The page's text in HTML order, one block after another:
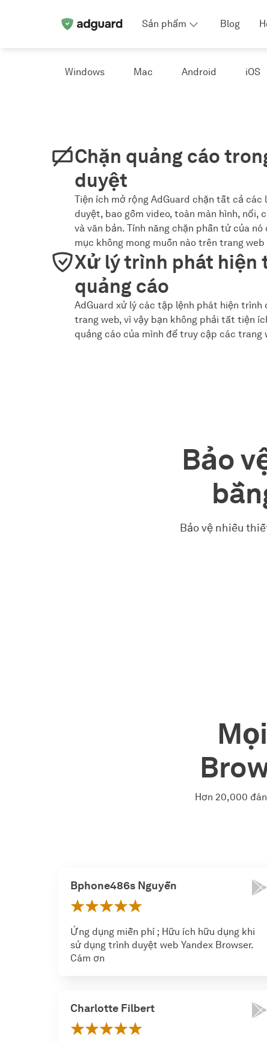
Sản phẩm Blog
Windows Mac Android iOS
Chặn quảng cáo
duyệt
Tiện ích mở rộng AdGuard chặn tất cả các
duyệt, bao gồm video, toàn màn hình, nổi,
và văn bản. Tính năng chặn phần tử của
mục không mong muốn nào trên trang web
Xử lý trình phát hiện
quảng cáo
AdGuard xử lý các tập lệnh phát hiện trình
trang web, vì vậy bạn không phải tắt tiện
quảng cáo của mình để truy cập các trang
Bảo
Bảo vệ nhiều
Hơn 20,000
Bphone486s Nguyễn
Ứng dụng miễn phí ; Hữu ích hữu dụng khi
sử dụng trình duyệt web Yandex Browser.
Cám ơn
Charlotte Filbert